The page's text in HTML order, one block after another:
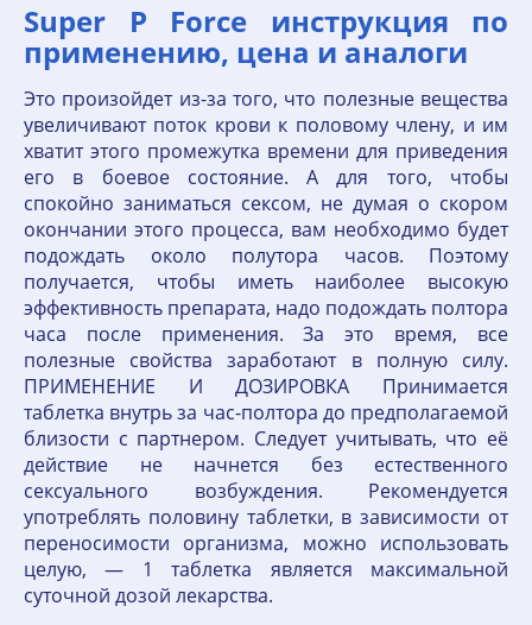
Super P Force инструкция по
применению, цена и аналоги
Это произойдет из-за того, что полезные вещества
увеличивают поток крови к половому члену, и им
хватит этого промежутка времени для приведения
его в боевое состояние. А для того, чтобы
спокойно заниматься сексом, не думая о скором
окончании этого процесса, вам необходимо будет
подождать около полутора часов. Поэтому
получается, чтобы иметь наиболее высокую
эффективность препарата, надо подождать полтора
часа после применения. За это время, все
полезные свойства заработают в полную силу.
ПРИМЕНЕНИЕ И ДОЗИРОВКА Принимается
таблетка внутрь за час-полтора до предполагаемой
близости с партнером. Следует учитывать, что её
действие не начнется без естественного
сексуального возбуждения. Рекомендуется
употреблять половину таблетки, в зависимости от
переносимости организма, можно использовать
целую, — 1 таблетка является максимальной
суточной дозой лекарства.